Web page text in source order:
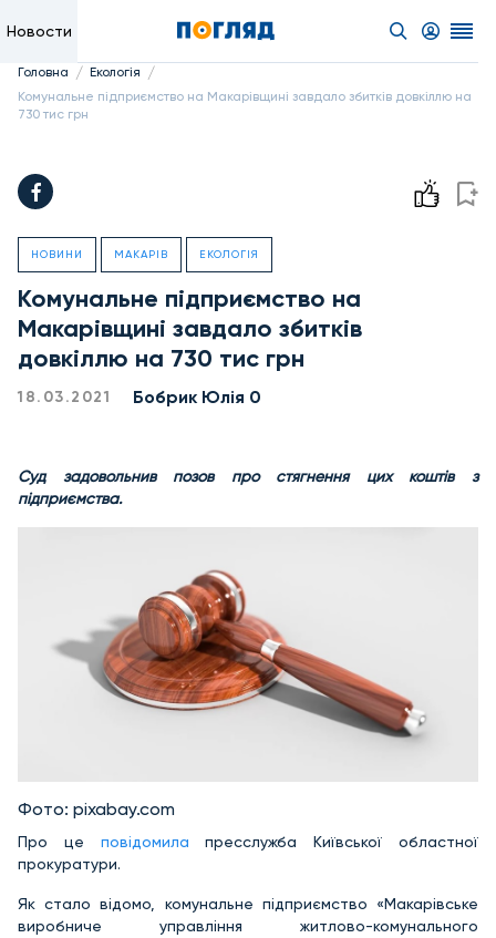
Новости
Головна / Екологія /
Комунальне підприємство на Макарівщині завдало збитків довкіллю на
730 тис грн
НОВИНИ МАКАРІВ ЕКОЛОГІЯ
Комунальне підприємство на
Макарівщині завдало збитків
довкіллю на 730 тис грн
18.03.2021 Бобрик Юлія 0
Суд задовольнив позов про стягнення цих коштів з
підприємства.
Фото: pixabay.com
Про це повідомила пресслужба Київської областної
прокуратури.
Як стало відомо, комунальне підприємство «Макарівське
виробниче управління житлово-комунального